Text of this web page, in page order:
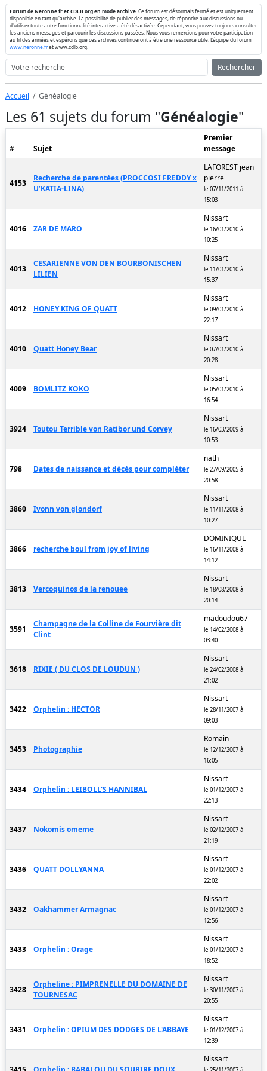
Forum de Neronne.fr et CDLB.org en mode archive . Ce forum est désormais fermé et est uniquement
disponible en tant qu'archive. La possibilité de publier des messages, de répondre aux discussions ou
d'utiliser toute autre fonctionnalité interactive a été désactivée. Cependant, vous pouvez toujours consulter
les anciens messages et parcourir les discussions passées. Nous vous remercions pour votre participation
au fil des années et espérons que ces archives continueront à être une ressource utile. L'équipe du forum
www.neronne.fret www.cdlb.org.
Rechercher
Accueil Généalogie
Les 61 sujets du forum "Généalogie"
# Sujet
Premier
message
4153
Recherche de parentées (PROCCOSI FREDDY x
U’KATIA-LINA)
LAFOREST jean
pierre
le 07/11/2011 à
15:03
4016 ZAR DE MARO
Nissart
le 16/01/2010 à
10:25
4013
CESARIENNE VON DEN BOURBONISCHEN
LILIEN
Nissart
le 11/01/2010 à
15:37
4012 HONEY KING OF QUATT
Nissart
le 09/01/2010 à
22:17
4010 Quatt Honey Bear
Nissart
le 07/01/2010 à
20:28
4009 BOMLITZ KOKO
Nissart
le 05/01/2010 à
16:54
3924 Toutou Terrible von Ratibor und Corvey
Nissart
le 16/03/2009 à
10:53
798 Dates de naissance et décès pour compléter
nath
le 27/09/2005 à
20:58
3860 Ivonn von glondorf
Nissart
le 11/11/2008 à
10:27
3866 recherche boul from joy of living
DOMINIQUE
le 16/11/2008 à
14:12
3813 Vercoquinos de la renouee
Nissart
le 18/08/2008 à
20:14
3591
Champagne de la Colline de Fourvière dit
Clint
madoudou67
le 14/02/2008 à
03:40
3618 RIXIE ( DU CLOS DE LOUDUN )
Nissart
le 24/02/2008 à
21:02
3422 Orphelin : HECTOR
Nissart
le 28/11/2007 à
09:03
3453 Photographie
Romain
le 12/12/2007 à
16:05
3434 Orphelin : LEIBOLL'S HANNIBAL
Nissart
le 01/12/2007 à
22:13
3437 Nokomis omeme
Nissart
le 02/12/2007 à
21:19
3436 QUATT DOLLYANNA
Nissart
le 01/12/2007 à
22:02
3432 Oakhammer Armagnac
Nissart
le 01/12/2007 à
12:56
3433 Orphelin : Orage
Nissart
le 01/12/2007 à
18:52
3428
Orpheline : PIMPRENELLE DU DOMAINE DE
TOURNESAC
Nissart
le 30/11/2007 à
20:55
3431 Orphelin : OPIUM DES DODGES DE L'ABBAYE
Nissart
le 01/12/2007 à
12:39
Nissart